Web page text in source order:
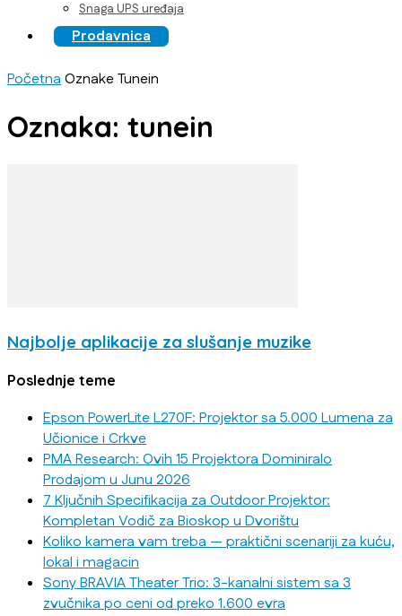
Snaga UPS uređaja
Prodavnica
PočetnaOznakeTunein
Oznaka: tunein
Najbolje aplikacije za slušanje muzike
Poslednje teme
Epson PowerLite L270F: Projektor sa 5.000 Lumena za
Učionice i Crkve
PMA Research: Ovih 15 Projektora Dominiralo
Prodajom u Junu 2026
7 Ključnih Specifikacija za Outdoor Projektor:
Kompletan Vodič za Bioskop u Dvorištu
Koliko kamera vam treba — praktični scenariji za kuću,
lokal i magacin
Sony BRAVIA Theater Trio: 3-kanalni sistem sa 3
zvučnika po ceni od preko 1.600 evra